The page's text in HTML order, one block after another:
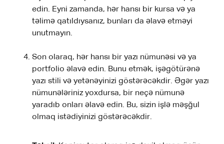
edin. Eyni zamanda, hər hansı bir kursa və ya
təlimə qatıldıysanız, bunları da əlavə etməyi
unutmayın.
Son olaraq, hər hansı bir yazı nümunəsi və ya
portfolio əlavə edin. Bunu etmək, işəgötürənə
yazı stili və yetənəyinizi göstərəcəkdir. Əgər yazı
nümunələriniz yoxdursa, bir neçə nümunə
yaradıb onları əlavə edin. Bu, sizin işlə məşğul
olmaq istədiyinizi göstərəcəkdir.